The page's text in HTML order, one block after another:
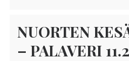
NUORTEN
– PALAVERI